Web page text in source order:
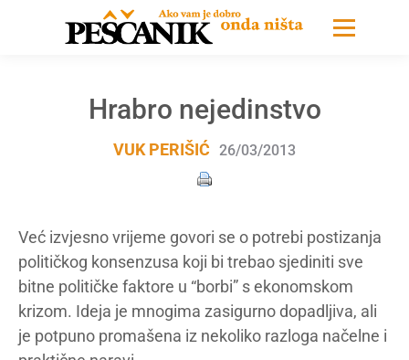
Hrabro nejedinstvo
VUK PERIŠIĆ 26/03/2013
Već izvjesno vrijeme govori se o potrebi postizanja
političkog konsenzusa koji bi trebao sjediniti sve
bitne političke faktore u “borbi” s ekonomskom
krizom. Ideja je mnogima zasigurno dopadljiva, ali
je potpuno promašena iz nekoliko razloga načelne i